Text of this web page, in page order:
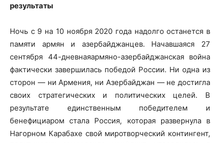
результаты
Ночь с 9 на 10 ноября 2020 года надолго останется в
памяти армян и азербайджанцев. Начавшаяся 27
сентября 44-дневнаяармяно-азербайджанская война
фактически завершилась победой России. Ни одна из
сторон — ни Армения, ни Азербайджан — не достигла
своих стратегических и политических целей. В
результате единственным победителем и
бенефициаром стала Россия, которая развернула в
Нагорном Карабахе свой миротворческий контингент,